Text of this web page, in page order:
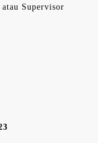
Supervisor